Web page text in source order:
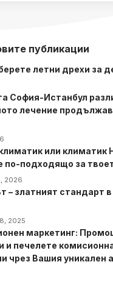
публикации
летни дрехи за
София-Истанбул
лечение
или климатик
по-подходящо за
2026
– златният стандарт
2025
маркетинг:
и печелете
чрез Вашия уникален